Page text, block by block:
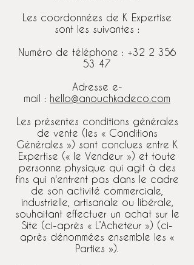
Les coordonnées de K Expertise
sont les suivantes :
Numéro de téléphone : +32 2 356
53 47
Adresse e-
mail : hello@anouchkadeco.com
Les présentes conditions générales
de vente (les « Conditions
Générales ») sont conclues entre K
Expertise (« le Vendeur ») et toute
personne physique qui agit à des
fins qui n'entrent pas dans le cadre
de son activité commerciale,
industrielle, artisanale ou libérale,
souhaitant effectuer un achat sur le
Site (ci-après « L’Acheteur ») (ci-
après dénommées ensemble les «
Parties »).